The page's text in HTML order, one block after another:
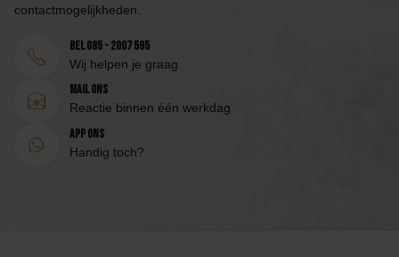
contactmogelijkheden.
Bel 085 - 2007 595
Wij helpen je graag
Mail ons
Reactie binnen één werkdag
App ons
Handig toch?